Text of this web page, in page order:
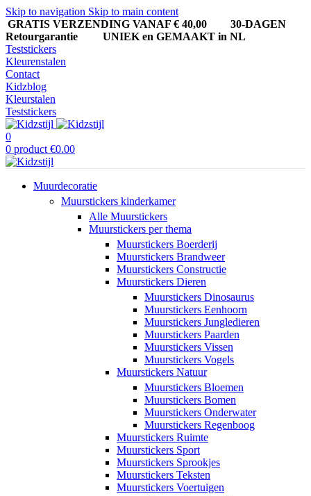
Skip to navigation Skip to main content
GRATIS VERZENDING VANAF € 40,00
30-DAGEN
Retourgarantie UNIEK en GEMAAKT in NL
Teststickers
Kleurenstalen
Contact
Kidzblog
Kleurstalen
Teststickers
0
0 product €0.00
Muurdecoratie
Muurstickers kinderkamer
Alle Muurstickers
Muurstickers per thema
Muurstickers Boerderij
Muurstickers Brandweer
Muurstickers Constructie
Muurstickers Dieren
Muurstickers Dinosaurus
Muurstickers Eenhoorn
Muurstickers Jungledieren
Muurstickers Paarden
Muurstickers Vissen
Muurstickers Vogels
Muurstickers Natuur
Muurstickers Bloemen
Muurstickers Bomen
Muurstickers Onderwater
Muurstickers Regenboog
Muurstickers Ruimte
Muurstickers Sport
Muurstickers Sprookjes
Muurstickers Teksten
Muurstickers Voertuigen